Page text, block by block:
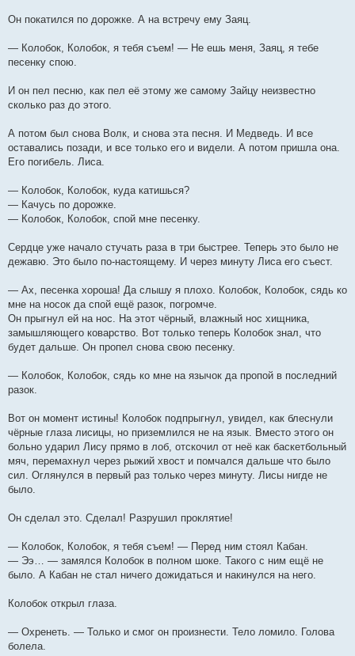
Он покатился по дорожке. А на встречу ему Заяц.
— Колобок, Колобок, я тебя съем! — Не ешь меня, Заяц, я тебе
песенку спою.
И он пел песню, как пел её этому же самому Зайцу неизвестно
сколько раз до этого.
А потом был снова Волк, и снова эта песня. И Медведь. И все
оставались позади, и все только его и видели. А потом пришла она.
Его погибель. Лиса.
— Колобок, Колобок, куда катишься?
— Качусь по дорожке.
— Колобок, Колобок, спой мне песенку.
Сердце уже начало стучать раза в три быстрее. Теперь это было не
дежавю. Это было по-настоящему. И через минуту Лиса его съест.
— Ах, песенка хороша! Да слышу я плохо. Колобок, Колобок, сядь ко
мне на носок да спой ещё разок, погромче.
Он прыгнул ей на нос. На этот чёрный, влажный нос хищника,
замышляющего коварство. Вот только теперь Колобок знал, что
будет дальше. Он пропел снова свою песенку.
— Колобок, Колобок, сядь ко мне на язычок да пропой в последний
разок.
Вот он момент истины! Колобок подпрыгнул, увидел, как блеснули
чёрные глаза лисицы, но приземлился не на язык. Вместо этого он
больно ударил Лису прямо в лоб, отскочил от неё как баскетбольный
мяч, перемахнул через рыжий хвост и помчался дальше что было
сил. Оглянулся в первый раз только через минуту. Лисы нигде не
было.
Он сделал это. Сделал! Разрушил проклятие!
— Колобок, Колобок, я тебя съем! — Перед ним стоял Кабан.
— Ээ… — замялся Колобок в полном шоке. Такого с ним ещё не
было. А Кабан не стал ничего дожидаться и накинулся на него.
Колобок открыл глаза.
— Охренеть. — Только и смог он произнести. Тело ломило. Голова
болела.